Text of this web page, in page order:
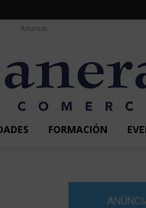
Anuncio
FORMACIÓN